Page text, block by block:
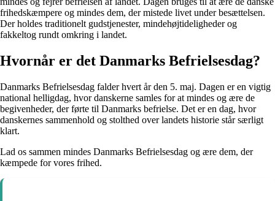
frihedskæmpere og mindes dem, der mistede livet under besættelsen.
Der holdes traditionelt gudstjenester, mindehøjtideligheder og
fakkeltog rundt omkring i landet.
Hvornår er det Danmarks Befrielsesdag?
Danmarks Befrielsesdag falder hvert år den 5. maj. Dagen er en vigtig
national helligdag, hvor danskerne samles for at mindes og ære de
begivenheder, der førte til Danmarks befrielse. Det er en dag, hvor
danskernes sammenhold og stolthed over landets historie står særligt
klart.
Lad os sammen mindes Danmarks Befrielsesdag og ære dem, der
kæmpede for vores frihed.